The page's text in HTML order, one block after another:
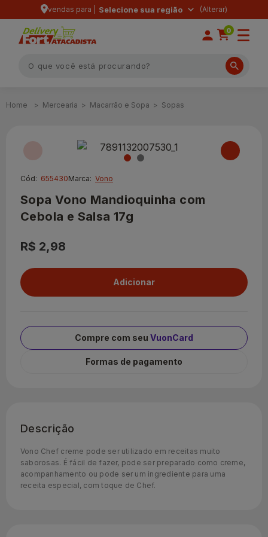
vendas para | Selecione sua região
0
Mercearia Macarrão e Sopa Sopas
Cód: 655430Marca: Vono
Sopa Vono Mandioquinha com
Cebola e Salsa 17g
R$ 2,98
Compre com seu VuonCard
Formas de pagamento
Descrição
Vono Chef creme pode ser utilizado em receitas muito
saborosas. É fácil de fazer, pode ser preparado como creme,
acompanhamento ou pode ser um ingrediente para uma
receita especial, com toque de Chef.